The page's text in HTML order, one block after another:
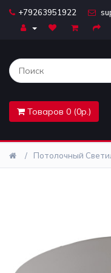
+79263951922
Товаров 0 (0р.)
Комплектующие
Лайтбоксы
Предметы
интерьера
Потолочный